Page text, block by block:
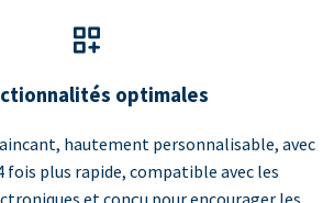
optimales
hautement personnalisable, avec
fois plus rapide, compatible avec les